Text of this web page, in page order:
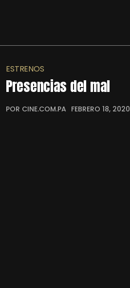
ESTRENOS
Presencias del mal
POR CINE.COM.PA FEBRERO 18, 2020